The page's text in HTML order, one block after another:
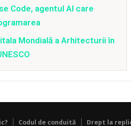
Code, agentul AI care
Mondială a Arhitecturii în
Codul de conduită Drept la